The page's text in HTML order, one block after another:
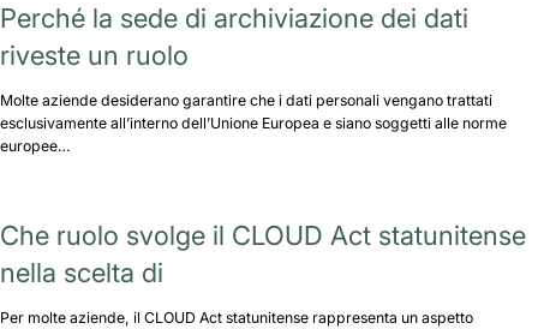
Perché la sede di archiviazione dei dati
riveste un ruolo
Molte aziende desiderano garantire che i dati personali vengano trattati
esclusivamente all’interno dell’Unione Europea e siano soggetti alle norme
europee…
Che ruolo svolge il CLOUD Act statunitense
nella scelta di
Per molte aziende, il CLOUD Act statunitense rappresenta un aspetto